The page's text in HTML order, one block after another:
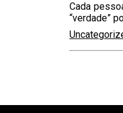
Cada
“verdade”